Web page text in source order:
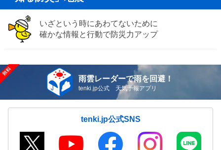
いざという時にあわてないために
確かな情報と行動で防災力アップ
雨雲レーダーで雨を回避！
tenki.jp公式 天気予報アプリ
tenki.jp公式SNS